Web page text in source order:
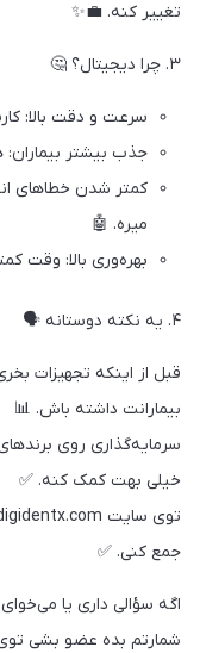
تغییر کنه. 💼✨
۳. چرا دیجیتال؟ 🤔
سرعت و دقت بالا:
جذب بیشتر
کمتر شدن خطاهای
میره. 🤖
بهره‌وری بالا: وقت
۴. یه نکته دوستانه 🗣️
قبل از اینکه تجهیزات
بیمارانت داشته باش. 📊
سرمایه‌گذاری روی
خیلی بهت کمک کنه. ✅
جمع کنی. ✅
اگه سؤالی داری یا
شمارتم بده عضو بشی توی